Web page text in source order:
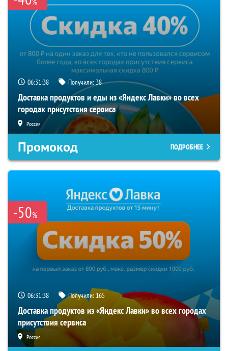
06:31:37 Получили:38
Доставка продуктов и еды из «Яндекс Лавки» во всех
городах присутствия сервиса
Россия
Промокод ПОДРОБНЕЕ
-50%
06:31:37 Получили: 165
Доставка продуктов из «Яндекс Лавки» во всех городах
присутствия сервиса
Россия